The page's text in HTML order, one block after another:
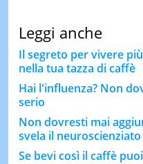
Leggi anche
Il segreto per vivere
nella tua tazza di caffè
Hai l'influenza? Non
serio
Non dovresti mai
svela il neuroscienziato
Se bevi così il caffè